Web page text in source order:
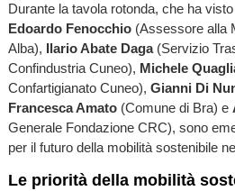
Durante la tavola rotonda, che ha
Edoardo Fenocchio(Assessore alla
Alba), Ilario Abate Daga(Servizio
Confindustria Cuneo), Michele
Confartigianato Cuneo), Gianni Di
Francesca Amato(Comune di Bra) e
Generale Fondazione CRC), sono
per il futuro della mobilità sostenibile
Le priorità della mobilità